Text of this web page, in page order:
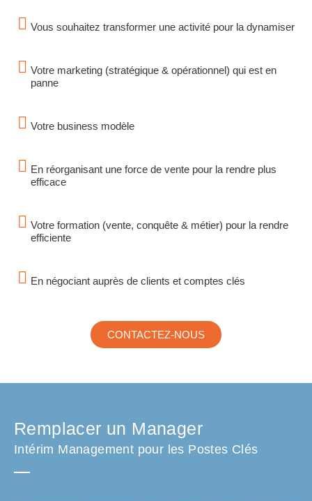
Vous souhaitez transformer une activité pour la dynamiser
Votre marketing (stratégique & opérationnel) qui est en
panne
Votre business modèle
En réorganisant une force de vente pour la rendre plus
efficace
Votre formation (vente, conquête & métier) pour la rendre
efficiente
En négociant auprès de clients et comptes clés
CONTACTEZ-NOUS
Remplacer un Manager
Intérim Management pour les Postes Clés